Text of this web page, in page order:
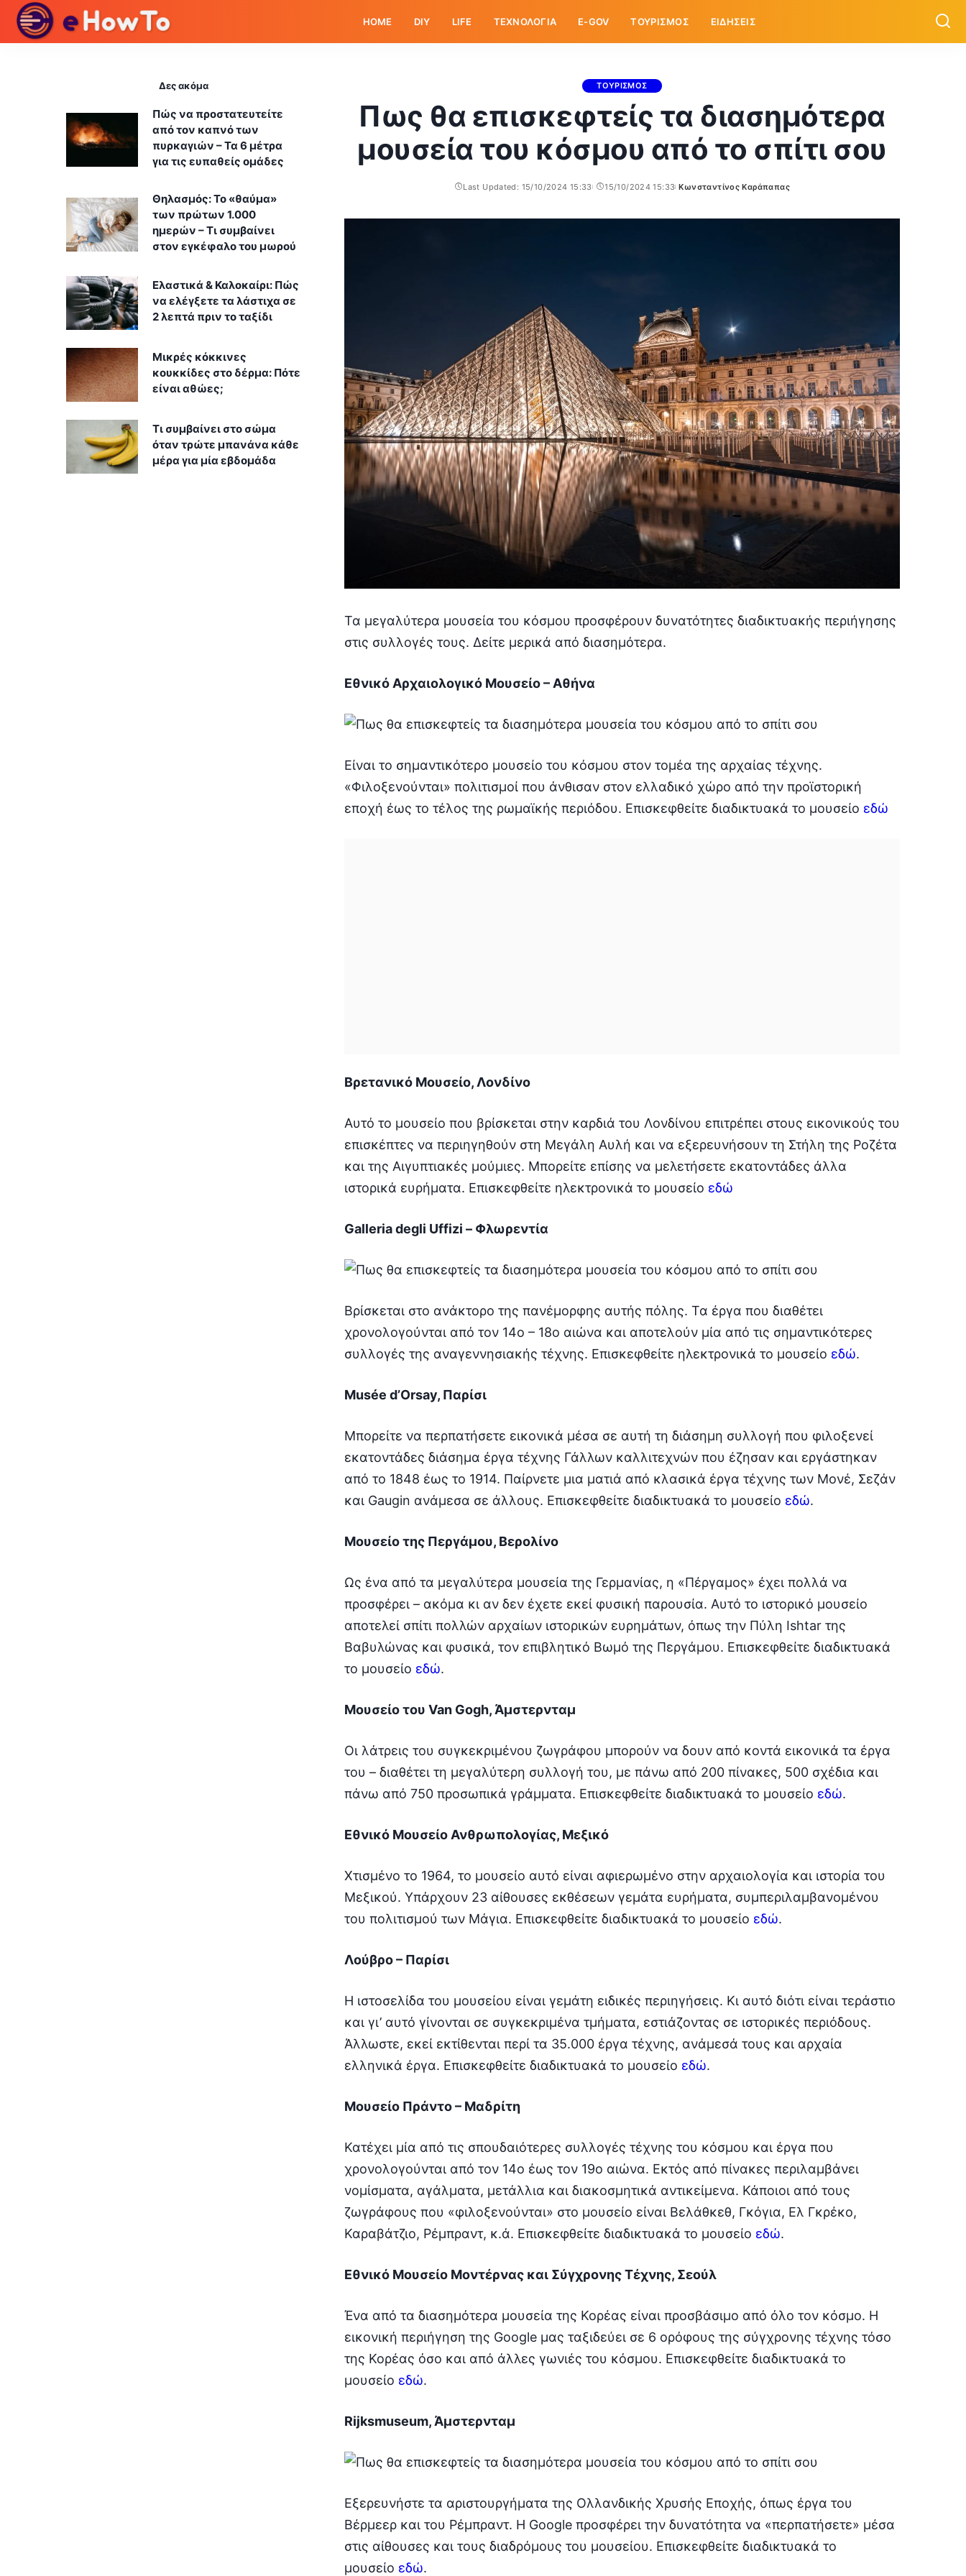
HOME DIY LIFE ΤΕΧΝΟΛΟΓΙΑ E-GOV ΤΟΥΡΙΣΜΟΣ ΕΙΔΗΣΕΙΣ
ΤΟΥΡΙΣΜΟΣ
Πως θα επισκεφτείς τα διασημότερα
μουσεία του κόσμου από το σπίτι σου
Last Updated: 15/10/2024 15:33 15/10/2024 15:33
Posted
Κωνσταντίνος Καράπαπας
Τα μεγαλύτερα μουσεία του κόσμου προσφέρουν δυνατότητες διαδικτυακής περιήγησης
στις συλλογές τους. Δείτε μερικά από διασημότερα.
Εθνικό Αρχαιολογικό Μουσείο – Αθήνα
Είναι το σημαντικότερο μουσείο του κόσμου στον τομέα της αρχαίας τέχνης.
«Φιλοξενούνται» πολιτισμοί που άνθισαν στον ελλαδικό χώρο από την προϊστορική
εποχή έως το τέλος της ρωμαϊκής περιόδου. Επισκεφθείτε διαδικτυακά το μουσείο εδώ
Βρετανικό Μουσείο, Λονδίνο
Αυτό το μουσείο που βρίσκεται στην καρδιά του Λονδίνου επιτρέπει στους εικονικούς του
επισκέπτες να περιηγηθούν στη Μεγάλη Αυλή και να εξερευνήσουν τη Στήλη της Ροζέτα
και της Αιγυπτιακές μούμιες. Μπορείτε επίσης να μελετήσετε εκατοντάδες άλλα
ιστορικά ευρήματα. Επισκεφθείτε ηλεκτρονικά το μουσείο εδώ
Galleria degli Uffizi – Φλωρεντία
Βρίσκεται στο ανάκτορο της πανέμορφης αυτής πόλης. Τα έργα που διαθέτει
χρονολογούνται από τον 14ο – 18ο αιώνα και αποτελούν μία από τις σημαντικότερες
συλλογές της αναγεννησιακής τέχνης. Επισκεφθείτε ηλεκτρονικά το μουσείο εδώ.
Musée d’Orsay, Παρίσι
Μπορείτε να περπατήσετε εικονικά μέσα σε αυτή τη διάσημη συλλογή που φιλοξενεί
εκατοντάδες διάσημα έργα τέχνης Γάλλων καλλιτεχνών που έζησαν και εργάστηκαν
από το 1848 έως το 1914. Παίρνετε μια ματιά από κλασικά έργα τέχνης των Μονέ, Σεζάν
και Gaugin ανάμεσα σε άλλους. Επισκεφθείτε διαδικτυακά το μουσείο εδώ.
Μουσείο της Περγάμου, Βερολίνο
Ως ένα από τα μεγαλύτερα μουσεία της Γερμανίας, η «Πέργαμος» έχει πολλά να
προσφέρει – ακόμα κι αν δεν έχετε εκεί φυσική παρουσία. Αυτό το ιστορικό μουσείο
αποτελεί σπίτι πολλών αρχαίων ιστορικών ευρημάτων, όπως την Πύλη Ishtar της
Βαβυλώνας και φυσικά, τον επιβλητικό Βωμό της Περγάμου. Επισκεφθείτε διαδικτυακά
το μουσείο εδώ.
Μουσείο του Van Gogh, Άμστερνταμ
Οι λάτρεις του συγκεκριμένου ζωγράφου μπορούν να δουν από κοντά εικονικά τα έργα
του – διαθέτει τη μεγαλύτερη συλλογή του, με πάνω από 200 πίνακες, 500 σχέδια και
πάνω από 750 προσωπικά γράμματα. Επισκεφθείτε διαδικτυακά το μουσείο εδώ.
Εθνικό Μουσείο Ανθρωπολογίας, Μεξικό
Χτισμένο το 1964, το μουσείο αυτό είναι αφιερωμένο στην αρχαιολογία και ιστορία του
Μεξικού. Υπάρχουν 23 αίθουσες εκθέσεων γεμάτα ευρήματα, συμπεριλαμβανομένου
του πολιτισμού των Μάγια. Επισκεφθείτε διαδικτυακά το μουσείο εδώ.
Λούβρο – Παρίσι
Η ιστοσελίδα του μουσείου είναι γεμάτη ειδικές περιηγήσεις. Κι αυτό διότι είναι τεράστιο
και γι’ αυτό γίνονται σε συγκεκριμένα τμήματα, εστιάζοντας σε ιστορικές περιόδους.
Άλλωστε, εκεί εκτίθενται περί τα 35.000 έργα τέχνης, ανάμεσά τους και αρχαία
ελληνικά έργα. Επισκεφθείτε διαδικτυακά το μουσείο εδώ.
Μουσείο Πράντο – Μαδρίτη
Κατέχει μία από τις σπουδαιότερες συλλογές τέχνης του κόσμου και έργα που
χρονολογούνται από τον 14ο έως τον 19ο αιώνα. Εκτός από πίνακες περιλαμβάνει
νομίσματα, αγάλματα, μετάλλια και διακοσμητικά αντικείμενα. Κάποιοι από τους
ζωγράφους που «φιλοξενούνται» στο μουσείο είναι Βελάθκεθ, Γκόγια, Ελ Γκρέκο,
Καραβάτζιο, Ρέμπραντ, κ.ά. Επισκεφθείτε διαδικτυακά το μουσείο εδώ.
Εθνικό Μουσείο Μοντέρνας και Σύγχρονης Τέχνης, Σεούλ
Ένα από τα διασημότερα μουσεία της Κορέας είναι προσβάσιμο από όλο τον κόσμο. Η
εικονική περιήγηση της Google μας ταξιδεύει σε 6 ορόφους της σύγχρονης τέχνης τόσο
της Κορέας όσο και από άλλες γωνιές του κόσμου. Επισκεφθείτε διαδικτυακά το
μουσείο εδώ.
Rijksmuseum, Άμστερνταμ
Εξερευνήστε τα αριστουργήματα της Ολλανδικής Χρυσής Εποχής, όπως έργα του
Βέρμεερ και του Ρέμπραντ. Η Google προσφέρει την δυνατότητα να «περπατήσετε» μέσα
στις αίθουσες και τους διαδρόμους του μουσείου. Επισκεφθείτε διαδικτυακά το
μουσείο εδώ.
Δες ακόμα
Πώς να προστατευτείτε
από τον καπνό των
πυρκαγιών – Τα 6 μέτρα
για τις ευπαθείς ομάδες
Θηλασμός: Το «θαύμα»
των πρώτων 1.000
ημερών – Τι συμβαίνει
στον εγκέφαλο του μωρού
Ελαστικά & Καλοκαίρι: Πώς
να ελέγξετε τα λάστιχα σε
2 λεπτά πριν το ταξίδι
Μικρές κόκκινες
κουκκίδες στο δέρμα: Πότε
είναι αθώες;
Τι συμβαίνει στο σώμα
όταν τρώτε μπανάνα κάθε
μέρα για μία εβδομάδα